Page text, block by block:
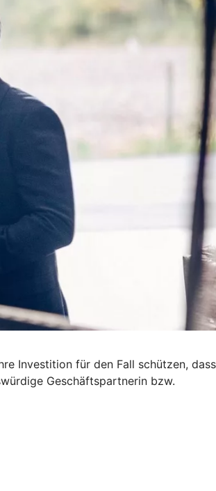
Investition für den Fall schützen, dass
Geschäftspartnerin bzw.